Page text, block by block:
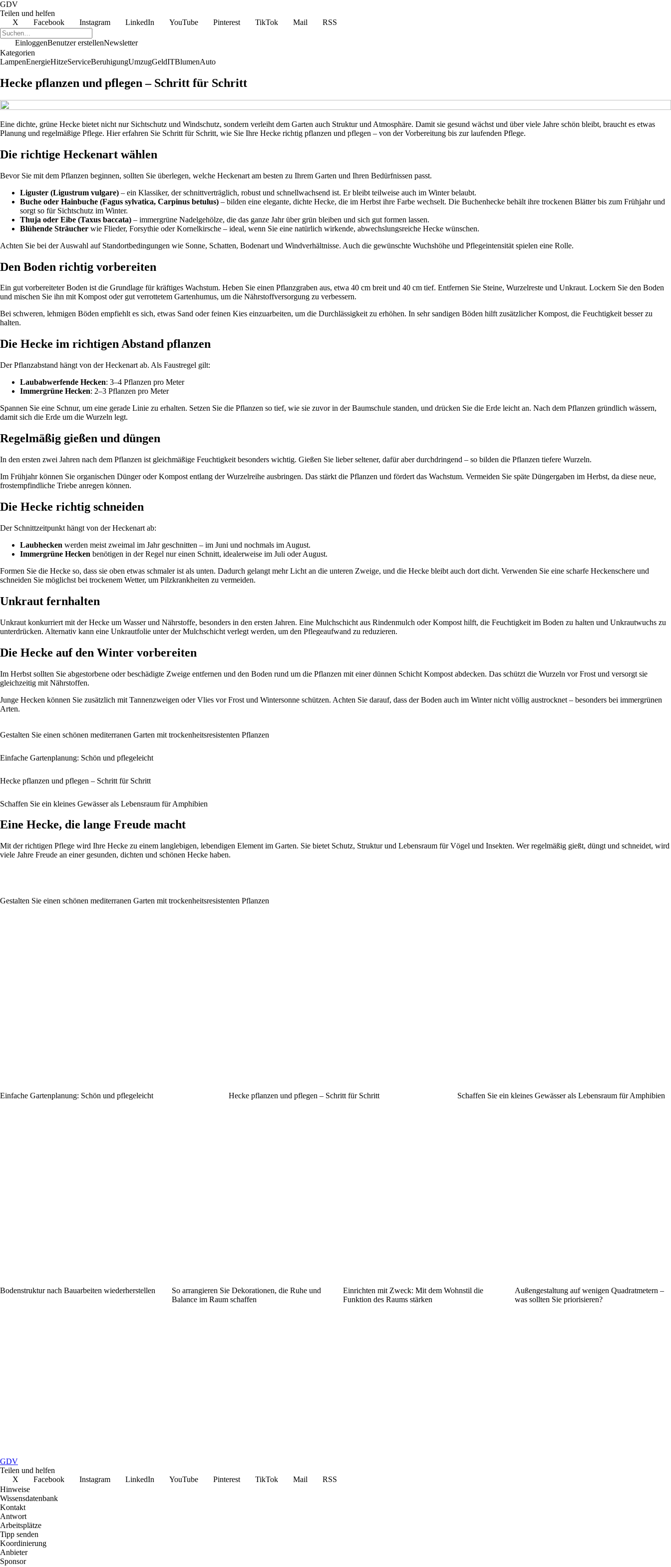
GDV
Teilen und helfen
X
Facebook Instagram LinkedIn YouTube Pinterest TikTok Mail RSS
EinloggenBenutzer erstellenNewsletter
Kategorien
LampenEnergieHitzeServiceBeruhigungUmzugGeldITBlumenAuto
Hecke pflanzen und pflegen – Schritt für Schritt
Eine dichte, grüne Hecke bietet nicht nur Sichtschutz und Windschutz, sondern verleiht dem Garten auch Struktur und Atmosphäre. Damit sie gesund wächst und über viele Jahre schön bleibt, braucht es etwas
Planung und regelmäßige Pflege. Hier erfahren Sie Schritt für Schritt, wie Sie Ihre Hecke richtig pflanzen und pflegen – von der Vorbereitung bis zur laufenden Pflege.
Die richtige Heckenart wählen
Bevor Sie mit dem Pflanzen beginnen, sollten Sie überlegen, welche Heckenart am besten zu Ihrem Garten und Ihren Bedürfnissen passt.
Liguster (Ligustrum vulgare) – ein Klassiker, der schnittverträglich, robust und schnellwachsend ist. Er bleibt teilweise auch im Winter belaubt.
Buche oder Hainbuche (Fagus sylvatica, Carpinus betulus) – bilden eine elegante, dichte Hecke, die im Herbst ihre Farbe wechselt. Die Buchenhecke behält ihre trockenen Blätter bis zum Frühjahr und
sorgt so für Sichtschutz im Winter.
Thuja oder Eibe (Taxus baccata) – immergrüne Nadelgehölze, die das ganze Jahr über grün bleiben und sich gut formen lassen.
Blühende Sträucher wie Flieder, Forsythie oder Kornelkirsche – ideal, wenn Sie eine natürlich wirkende, abwechslungsreiche Hecke wünschen.
Achten Sie bei der Auswahl auf Standortbedingungen wie Sonne, Schatten, Bodenart und Windverhältnisse. Auch die gewünschte Wuchshöhe und Pflegeintensität spielen eine Rolle.
Den Boden richtig vorbereiten
Ein gut vorbereiteter Boden ist die Grundlage für kräftiges Wachstum. Heben Sie einen Pflanzgraben aus, etwa 40 cm breit und 40 cm tief. Entfernen Sie Steine, Wurzelreste und Unkraut. Lockern Sie den Boden
und mischen Sie ihn mit Kompost oder gut verrottetem Gartenhumus, um die Nährstoffversorgung zu verbessern.
Bei schweren, lehmigen Böden empfiehlt es sich, etwas Sand oder feinen Kies einzuarbeiten, um die Durchlässigkeit zu erhöhen. In sehr sandigen Böden hilft zusätzlicher Kompost, die Feuchtigkeit besser zu
halten.
Die Hecke im richtigen Abstand pflanzen
Der Pflanzabstand hängt von der Heckenart ab. Als Faustregel gilt:
Laubabwerfende Hecken: 3–4 Pflanzen pro Meter
Immergrüne Hecken: 2–3 Pflanzen pro Meter
Spannen Sie eine Schnur, um eine gerade Linie zu erhalten. Setzen Sie die Pflanzen so tief, wie sie zuvor in der Baumschule standen, und drücken Sie die Erde leicht an. Nach dem Pflanzen gründlich wässern,
damit sich die Erde um die Wurzeln legt.
Regelmäßig gießen und düngen
In den ersten zwei Jahren nach dem Pflanzen ist gleichmäßige Feuchtigkeit besonders wichtig. Gießen Sie lieber seltener, dafür aber durchdringend – so bilden die Pflanzen tiefere Wurzeln.
Im Frühjahr können Sie organischen Dünger oder Kompost entlang der Wurzelreihe ausbringen. Das stärkt die Pflanzen und fördert das Wachstum. Vermeiden Sie späte Düngergaben im Herbst, da diese neue,
frostempfindliche Triebe anregen können.
Die Hecke richtig schneiden
Der Schnittzeitpunkt hängt von der Heckenart ab:
Laubhecken werden meist zweimal im Jahr geschnitten – im Juni und nochmals im August.
Immergrüne Hecken benötigen in der Regel nur einen Schnitt, idealerweise im Juli oder August.
Formen Sie die Hecke so, dass sie oben etwas schmaler ist als unten. Dadurch gelangt mehr Licht an die unteren Zweige, und die Hecke bleibt auch dort dicht. Verwenden Sie eine scharfe Heckenschere und
schneiden Sie möglichst bei trockenem Wetter, um Pilzkrankheiten zu vermeiden.
Unkraut fernhalten
Unkraut konkurriert mit der Hecke um Wasser und Nährstoffe, besonders in den ersten Jahren. Eine Mulchschicht aus Rindenmulch oder Kompost hilft, die Feuchtigkeit im Boden zu halten und Unkrautwuchs zu
unterdrücken. Alternativ kann eine Unkrautfolie unter der Mulchschicht verlegt werden, um den Pflegeaufwand zu reduzieren.
Die Hecke auf den Winter vorbereiten
Im Herbst sollten Sie abgestorbene oder beschädigte Zweige entfernen und den Boden rund um die Pflanzen mit einer dünnen Schicht Kompost abdecken. Das schützt die Wurzeln vor Frost und versorgt sie
gleichzeitig mit Nährstoffen.
Junge Hecken können Sie zusätzlich mit Tannenzweigen oder Vlies vor Frost und Wintersonne schützen. Achten Sie darauf, dass der Boden auch im Winter nicht völlig austrocknet – besonders bei immergrünen
Arten.
Gestalten Sie einen schönen mediterranen Garten mit trockenheitsresistenten Pflanzen
Einfache Gartenplanung: Schön und pflegeleicht
Hecke pflanzen und pflegen – Schritt für Schritt
Schaffen Sie ein kleines Gewässer als Lebensraum für Amphibien
Eine Hecke, die lange Freude macht
Mit der richtigen Pflege wird Ihre Hecke zu einem langlebigen, lebendigen Element im Garten. Sie bietet Schutz, Struktur und Lebensraum für Vögel und Insekten. Wer regelmäßig gießt, düngt und schneidet, wird
viele Jahre Freude an einer gesunden, dichten und schönen Hecke haben.
Gestalten Sie einen schönen mediterranen Garten mit trockenheitsresistenten Pflanzen
Einfache Gartenplanung: Schön und pflegeleicht Hecke pflanzen und pflegen – Schritt für Schritt Schaffen Sie ein kleines Gewässer als Lebensraum für Amphibien
Bodenstruktur nach Bauarbeiten wiederherstellen
So arrangieren Sie Dekorationen, die Ruhe und
Balance im Raum schaffen
Einrichten mit Zweck: Mit dem Wohnstil die
Funktion des Raums stärken
Außengestaltung auf wenigen Quadratmetern –
was sollten Sie priorisieren?
GDV
Teilen und helfen
X
Facebook Instagram LinkedIn YouTube Pinterest TikTok Mail
RSS
Hinweise
Wissensdatenbank
Kontakt
Antwort
Arbeitsplätze
Tipp senden
Koordinierung
Anbieter
Sponsor